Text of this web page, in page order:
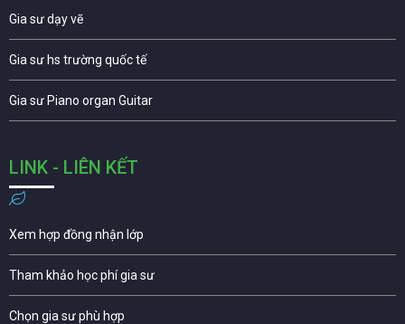
Gia sư dạy vẽ
Gia sư hs trường quốc tế
Gia sư Piano organ Guitar
LINK - LIÊN KẾT
Xem hợp đồng nhận lớp
Tham khảo học phí gia sư
Chọn gia sư phù hợp